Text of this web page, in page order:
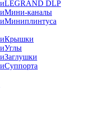
LEGRAND DLP
Мини-каналы
Миниплинтуса
Крышки
Углы
Заглушки
Суппорта